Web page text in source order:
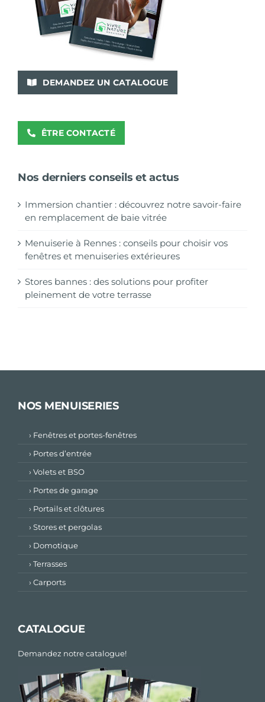
DEMANDEZ UN CATALOGUE
ÊTRE CONTACTÉ
Nos derniers conseils et actus
Immersion chantier : découvrez notre savoir-faire
en remplacement de baie vitrée
Menuiserie à Rennes : conseils pour choisir vos
fenêtres et menuiseries extérieures
Stores bannes : des solutions pour profiter
pleinement de votre terrasse
NOS MENUISERIES
› Fenêtres et portes-fenêtres
› Portes d’entrée
› Volets et BSO
› Portes de garage
› Portails et clôtures
› Stores et pergolas
› Domotique
› Terrasses
› Carports
CATALOGUE
Demandez notre catalogue!